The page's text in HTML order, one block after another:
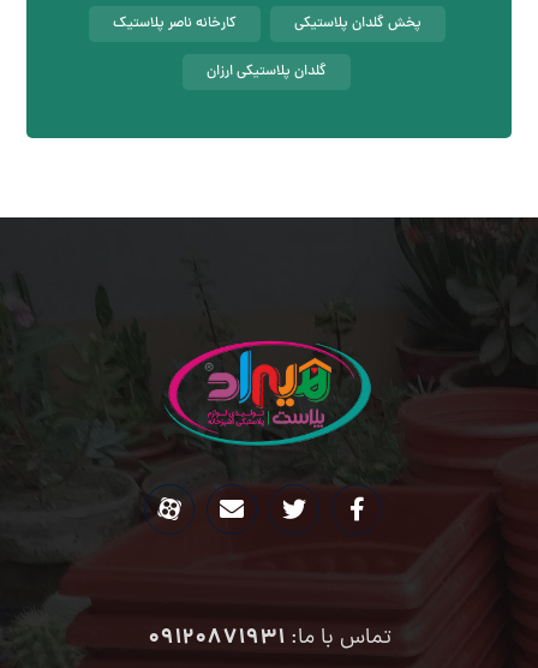
پخش گلدان پلاستیکی کارخانه ناصر پلاستیک
گلدان پلاستیکی ارزان
تماس با ما:09120871931